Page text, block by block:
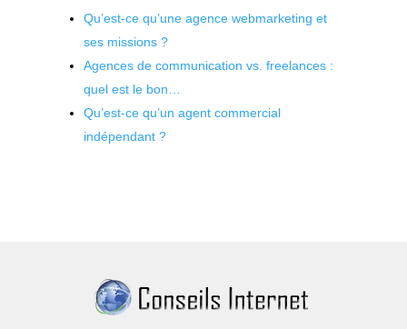
Qu’est-ce qu’une agence webmarketing et
ses missions ?
Agences de communication vs. freelances :
quel est le bon…
Qu’est-ce qu’un agent commercial
indépendant ?